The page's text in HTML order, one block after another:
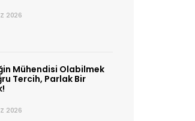
2026
Mühendisi Olabilmek
Tercih, Parlak Bir
2026